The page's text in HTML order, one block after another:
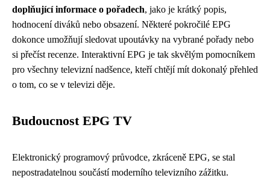
doplňující informace o pořadech, jako je krátký popis,
hodnocení diváků nebo obsazení. Některé pokročilé EPG
dokonce umožňují sledovat upoutávky na vybrané pořady nebo
si přečíst recenze. Interaktivní EPG je tak skvělým pomocníkem
pro všechny televizní nadšence, kteří chtějí mít dokonalý přehled
o tom, co se v televizi děje.
Budoucnost EPG TV
Elektronický programový průvodce, zkráceně EPG, se stal
nepostradatelnou součástí moderního televizního zážitku.